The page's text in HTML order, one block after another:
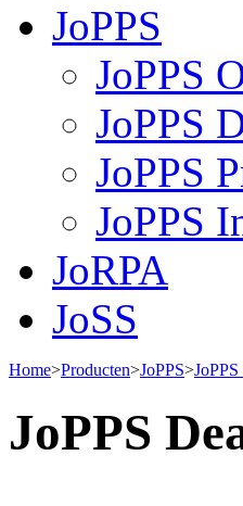
JoPPS
JoPPS
JoPPS
JoPPS
JoPPS
JoRPA
JoSS
Home>Producten>JoPPS>
JoPPS